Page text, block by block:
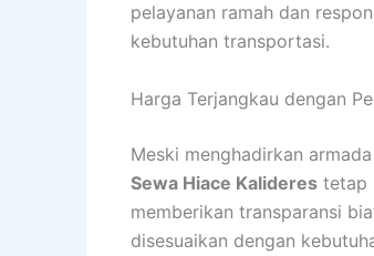
pelayanan ramah dan
kebutuhan transportasi.
Harga Terjangkau dengan
Meski menghadirkan
Sewa Hiace Kalideres tetap
memberikan transparansi
disesuaikan dengan